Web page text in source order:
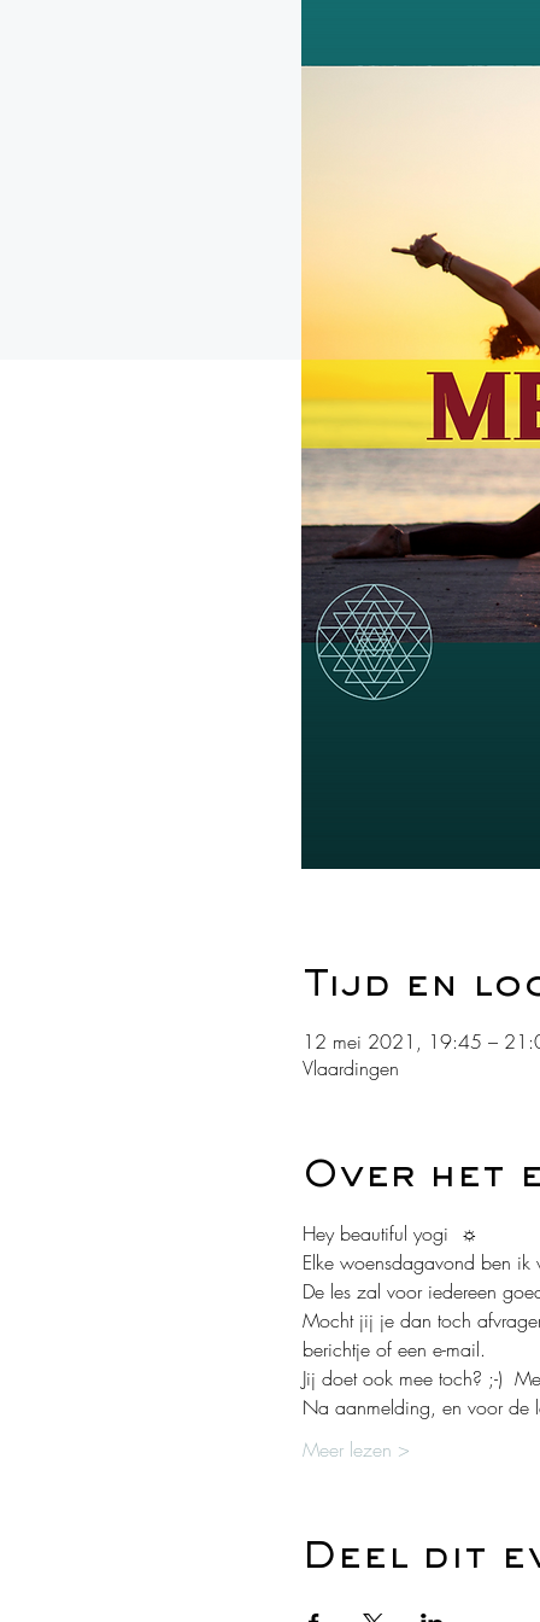
Tijd en
12 mei 2021, 19:45 –
Vlaardingen
Over het
Hey beautiful yogi  ☼
Elke woensdagavond ben
De les zal voor iedereen
Mocht jij je dan toch
berichtje of een e-mail.
Jij doet ook mee toch? ;-)
Na aanmelding, en voor de
Meer lezen >
Deel dit